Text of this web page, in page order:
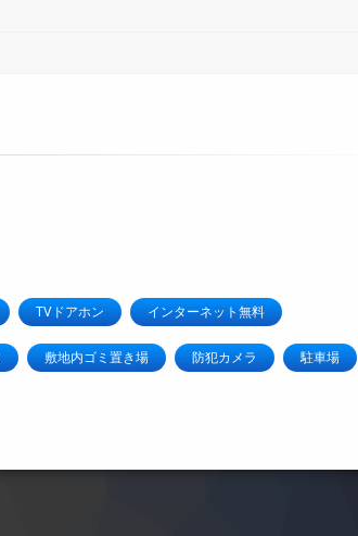
TVドアホン インターネット無料
敷地内ゴミ置き場 防犯カメラ 駐車場